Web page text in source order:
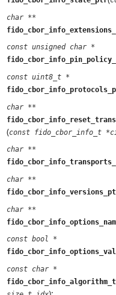
char **
const unsigned char *
const uint8_t *
char **
(const fido_cbor_info_t
char **
char **
char **
const bool *
const char *